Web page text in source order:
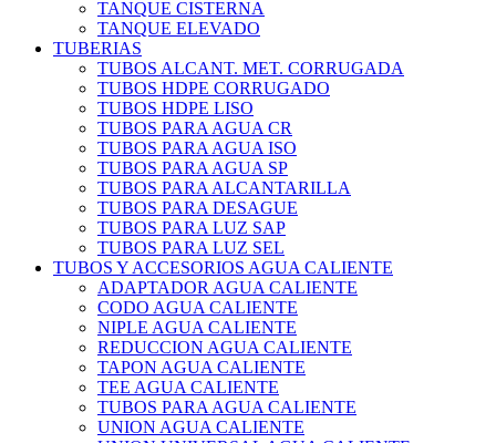
TANQUE CISTERNA
TANQUE ELEVADO
TUBERIAS
TUBOS ALCANT. MET. CORRUGADA
TUBOS HDPE CORRUGADO
TUBOS HDPE LISO
TUBOS PARA AGUA CR
TUBOS PARA AGUA ISO
TUBOS PARA AGUA SP
TUBOS PARA ALCANTARILLA
TUBOS PARA DESAGUE
TUBOS PARA LUZ SAP
TUBOS PARA LUZ SEL
TUBOS Y ACCESORIOS AGUA CALIENTE
ADAPTADOR AGUA CALIENTE
CODO AGUA CALIENTE
NIPLE AGUA CALIENTE
REDUCCION AGUA CALIENTE
TAPON AGUA CALIENTE
TEE AGUA CALIENTE
TUBOS PARA AGUA CALIENTE
UNION AGUA CALIENTE